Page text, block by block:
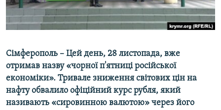
ВІДЕОУРОКИ «ELIFBE»
СВІДЧЕННЯ ОКУПАЦІЇ
ІНФОГРАФІКА
Русский
Qırımtatar
ДОЛУЧАЙСЯ!
Усі сайти RFE/RL
Сімферополь – Цей день, 28 листопада, вже
отримав назву «чорної п'ятниці російської
економіки». Тривале зниження світових цін на
нафту обвалило офіційний курс рубля, який
називають «сировинною валютою» через його